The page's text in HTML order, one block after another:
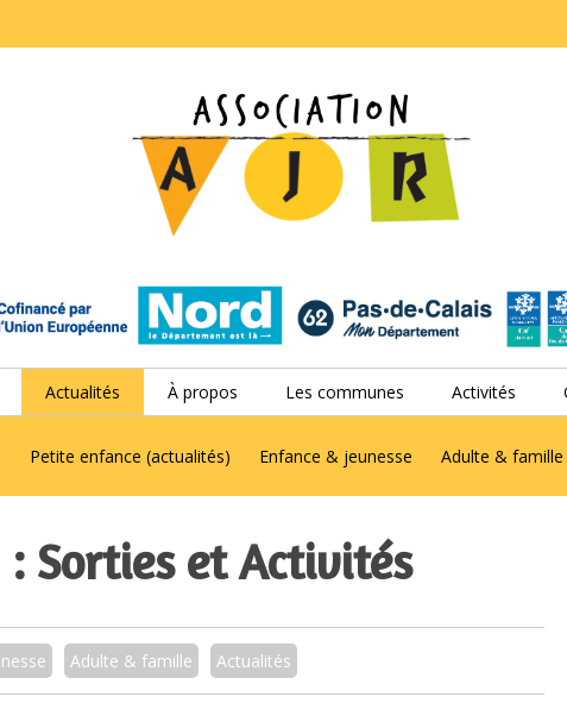
Actualités À propos Les communes Activités
Petite enfance (actualités) Enfance & jeunesse Adulte & famille
: Sorties et Activités
Adulte & famille Actualités